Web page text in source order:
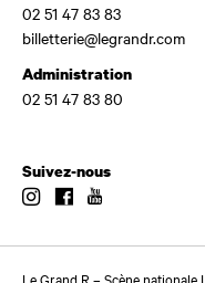
02 51 47 83 83
billetterie@legrandr.com
Administration
02 51 47 83 80
Suivez-nous
InstagramFacebook
Le Grand R – Scène nationale